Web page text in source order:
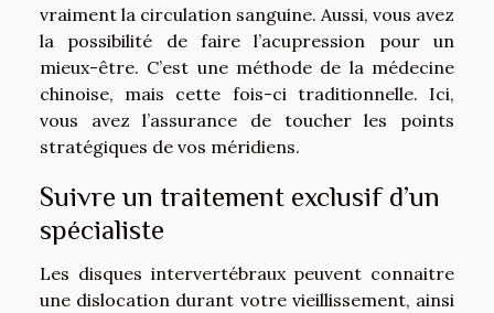
vraiment la circulation sanguine. Aussi, vous avez
la possibilité de faire l’acupression pour un
mieux-être. C’est une méthode de la médecine
chinoise, mais cette fois-ci traditionnelle. Ici,
vous avez l’assurance de toucher les points
stratégiques de vos méridiens.
Suivre un traitement exclusif d’un
spécialiste
Les disques intervertébraux peuvent connaitre
une dislocation durant votre vieillissement, ainsi